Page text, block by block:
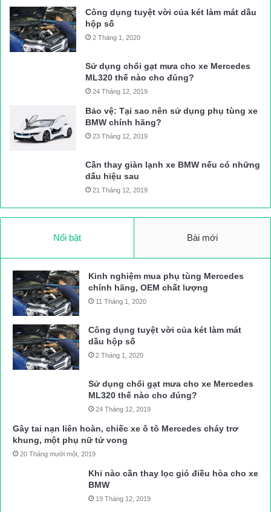
Công dụng tuyệt vời của két làm mát dầu
hộp số
2 Tháng 1, 2020
Sử dụng chổi gạt mưa cho xe Mercedes
ML320 thế nào cho đúng?
24 Tháng 12, 2019
Bảo vệ: Tại sao nên sử dụng phụ tùng xe
BMW chính hãng?
23 Tháng 12, 2019
Cần thay giàn lạnh xe BMW nếu có những
dấu hiệu sau
21 Tháng 12, 2019
Nổi bật Bài mới
Kinh nghiệm mua phụ tùng Mercedes
chính hãng, OEM chất lượng
11 Tháng 1, 2020
Công dụng tuyệt vời của két làm mát
dầu hộp số
2 Tháng 1, 2020
Sử dụng chổi gạt mưa cho xe Mercedes
ML320 thế nào cho đúng?
24 Tháng 12, 2019
Gây tai nạn liên hoàn, chiếc xe ô tô Mercedes cháy trơ
khung, một phụ nữ tử vong
20 Tháng mười một, 2019
Khi nào cần thay lọc gió điều hòa cho xe
BMW
19 Tháng 12, 2019